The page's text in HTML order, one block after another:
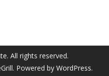
. All rights reserved.
Powered by WordPress.